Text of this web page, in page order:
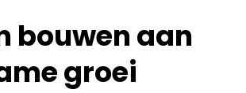
bouwen aan
groei